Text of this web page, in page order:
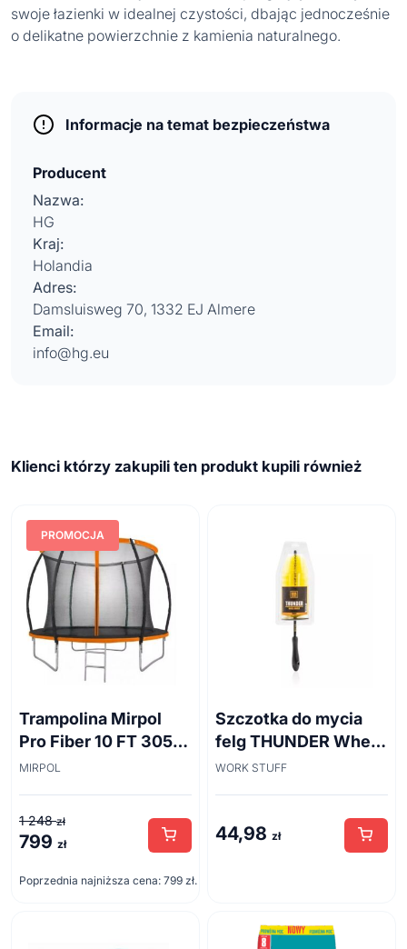
swoje łazienki w idealnej czystości, dbając jednocześnie
o delikatne powierzchnie z kamienia naturalnego.
Informacje na temat bezpieczeństwa
Producent
Nazwa:
HG
Kraj:
Holandia
Adres:
Damsluisweg 70, 1332 EJ Almere
Email:
info@hg.eu
Klienci którzy zakupili ten produkt kupili również
PROMOCJA
Trampolina Mirpol
Pro Fiber 10 FT 305
cm + siatka
MIRPOL
1 248zł
Pierwotna
wynosiła:
799 zł
Aktualna
wynosi:
Poprzednia najniższa cena: 799 zł.
Szczotka do mycia
felg THUNDER Wheel
Brush 45cm
WORK STUFF
44,98 zł